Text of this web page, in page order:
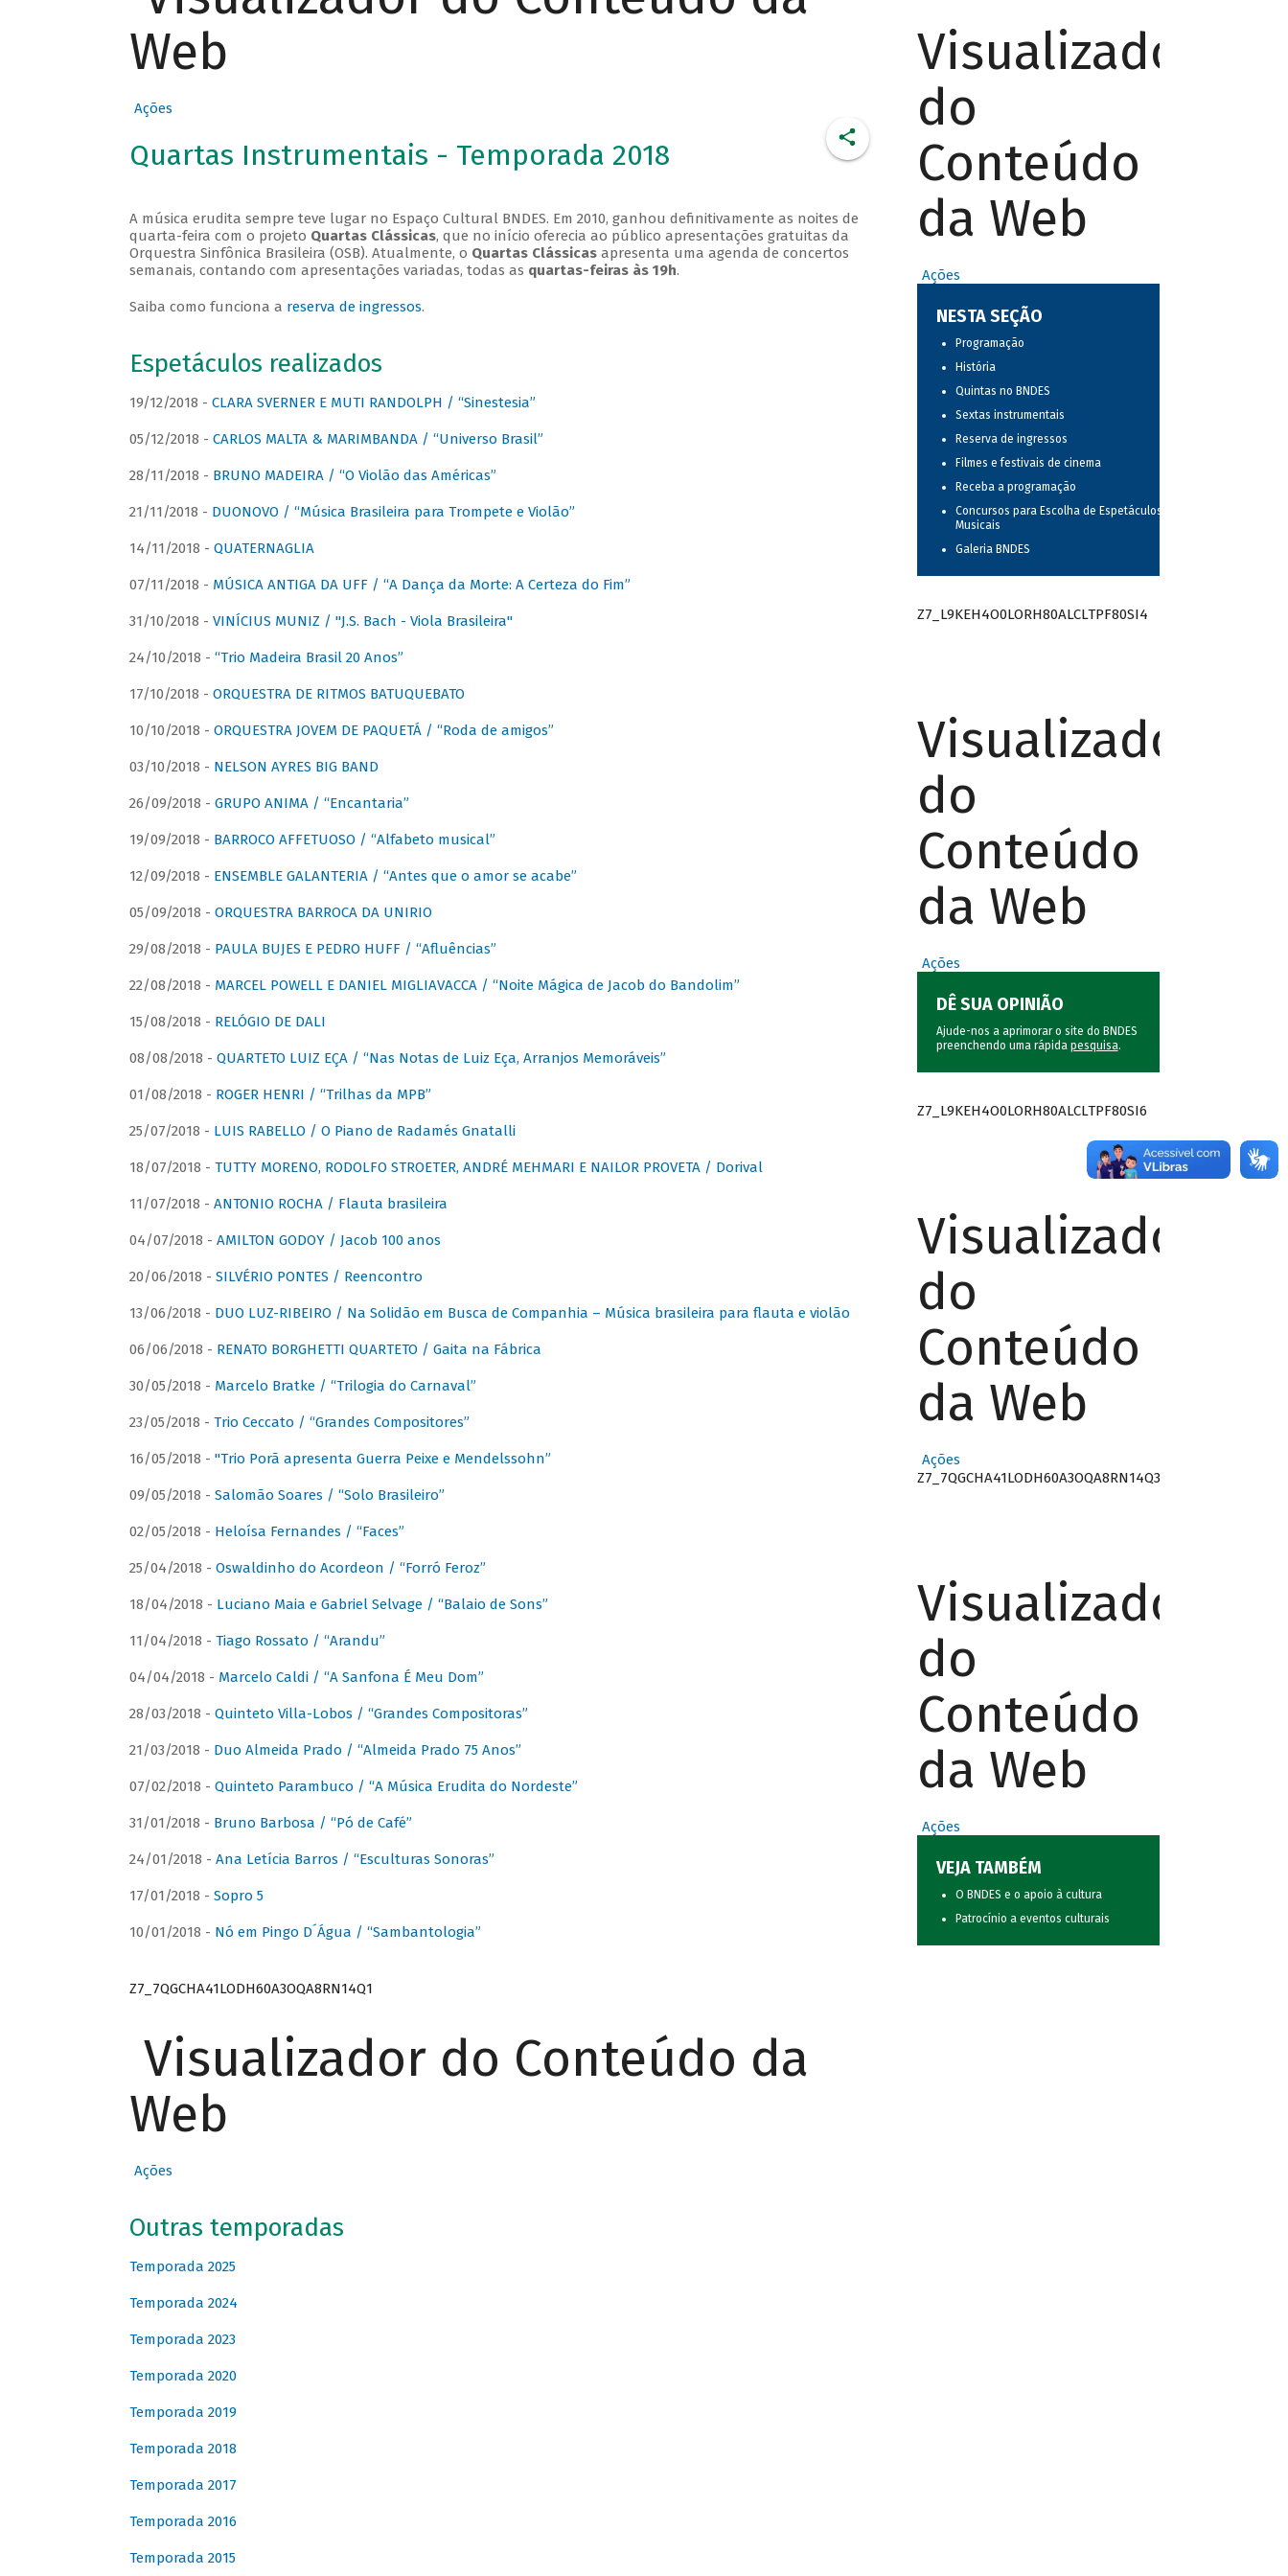
Web
Ações
Quartas Instrumentais - Temporada 2018
A música erudita sempre teve lugar no Espaço Cultural BNDES. Em 2010, ganhou definitivamente as noites de
quarta-feira com o projeto Quartas Clássicas, que no início oferecia ao público apresentações gratuitas da
Orquestra Sinfônica Brasileira (OSB). Atualmente, o Quartas Clássicasapresenta uma agenda de concertos
semanais, contando com apresentações variadas, todas as quartas-feiras às 19h.
Saiba como funciona a reserva de ingressos.
Espetáculos realizados
19/12/2018 - CLARA SVERNER E MUTI RANDOLPH / “Sinestesia”
05/12/2018 - CARLOS MALTA & MARIMBANDA / “Universo Brasil”
28/11/2018 - BRUNO MADEIRA / “O Violão das Américas”
21/11/2018 - DUONOVO / “Música Brasileira para Trompete e Violão”
14/11/2018 - QUATERNAGLIA
07/11/2018 - MÚSICA ANTIGA DA UFF / “A Dança da Morte: A Certeza do Fim”
31/10/2018 - VINÍCIUS MUNIZ / "J.S. Bach - Viola Brasileira"
24/10/2018 - “Trio Madeira Brasil 20 Anos”
17/10/2018 - ORQUESTRA DE RITMOS BATUQUEBATO
10/10/2018 - ORQUESTRA JOVEM DE PAQUETÁ / “Roda de amigos”
03/10/2018 - NELSON AYRES BIG BAND
26/09/2018 - GRUPO ANIMA / “Encantaria”
19/09/2018 - BARROCO AFFETUOSO / “Alfabeto musical”
12/09/2018 - ENSEMBLE GALANTERIA / “Antes que o amor se acabe”
05/09/2018 - ORQUESTRA BARROCA DA UNIRIO
29/08/2018 - PAULA BUJES E PEDRO HUFF / “Afluências”
22/08/2018 - MARCEL POWELL E DANIEL MIGLIAVACCA / “Noite Mágica de Jacob do Bandolim”
15/08/2018 - RELÓGIO DE DALI
08/08/2018 - QUARTETO LUIZ EÇA / “Nas Notas de Luiz Eça, Arranjos Memoráveis”
01/08/2018 - ROGER HENRI / “Trilhas da MPB”
25/07/2018 - LUIS RABELLO / O Piano de Radamés Gnatalli
18/07/2018 - TUTTY MORENO, RODOLFO STROETER, ANDRÉ MEHMARI E NAILOR PROVETA / Dorival
11/07/2018 - ANTONIO ROCHA / Flauta brasileira
04/07/2018 - AMILTON GODOY / Jacob 100 anos
20/06/2018 - SILVÉRIO PONTES / Reencontro
13/06/2018 - DUO LUZ-RIBEIRO / Na Solidão em Busca de Companhia – Música brasileira para flauta e violão
06/06/2018 - RENATO BORGHETTI QUARTETO / Gaita na Fábrica
30/05/2018 - Marcelo Bratke / “Trilogia do Carnaval”
23/05/2018 - Trio Ceccato / “Grandes Compositores”
16/05/2018 - "Trio Porã apresenta Guerra Peixe e Mendelssohn”
09/05/2018 - Salomão Soares / “Solo Brasileiro”
02/05/2018 - Heloísa Fernandes / “Faces”
25/04/2018 - Oswaldinho do Acordeon / “Forró Feroz”
18/04/2018 - Luciano Maia e Gabriel Selvage / “Balaio de Sons”
11/04/2018 - Tiago Rossato / “Arandu”
04/04/2018 - Marcelo Caldi / “A Sanfona É Meu Dom”
28/03/2018 - Quinteto Villa-Lobos / “Grandes Compositoras”
21/03/2018 - Duo Almeida Prado / “Almeida Prado 75 Anos”
07/02/2018 - Quinteto Parambuco / “A Música Erudita do Nordeste”
31/01/2018 - Bruno Barbosa / “Pó de Café”
24/01/2018 - Ana Letícia Barros / “Esculturas Sonoras”
17/01/2018 - Sopro 5
10/01/2018 - Nó em Pingo D´Água / “Sambantologia”
Z7_7QGCHA41LODH60A3OQA8RN14Q1
Visualizador do Conteúdo da
Web
Ações
Outras temporadas
Temporada 2025
Temporada 2024
Temporada 2023
Temporada 2020
Temporada 2019
Temporada 2018
Temporada 2017
Temporada 2016
Temporada 2015
Visualizador
do
Conteúdo
da Web
Ações
NESTA SEÇÃO
Programação
História
Quintas no BNDES
Sextas instrumentais
Reserva de ingressos
Filmes e festivais de cinema
Receba a programação
Concursos para Escolha de Espetáculos
Musicais
Galeria BNDES
Z7_L9KEH4O0LORH80ALCLTPF80SI4
Visualizador
do
Conteúdo
da Web
Ações
DÊ SUA OPINIÃO
Ajude-nos a aprimorar o site do BNDES
preenchendo uma rápida pesquisa.
Z7_L9KEH4O0LORH80ALCLTPF80SI6
Visualizador
do
Conteúdo
da Web
Ações
Z7_7QGCHA41LODH60A3OQA8RN14Q3
Visualizador
do
Conteúdo
da Web
Ações
VEJA TAMBÉM
O BNDES e o apoio à cultura
Patrocínio a eventos culturais